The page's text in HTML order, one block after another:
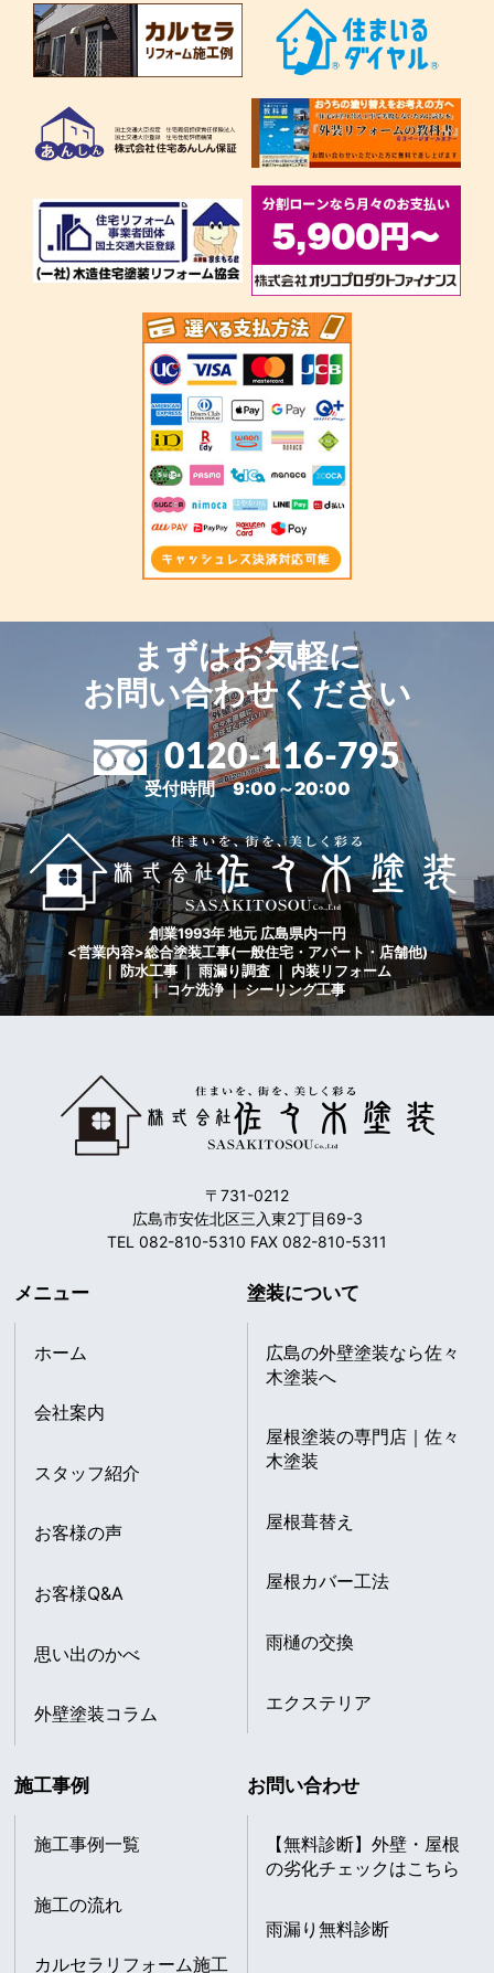
まずはお気軽に
お問い合わせください
0120-116-795
受付時間 9:00～20:00
創業1993年 地元 広島県内一円
<営業内容>総合塗装工事(一般住宅・アパート・店舗他)
｜ 防水工事 ｜ 雨漏り調査 ｜ 内装リフォーム
｜ コケ洗浄 ｜ シーリング工事
〒731-0212
広島市安佐北区三入東2丁目69-3
TEL 082-810-5310 FAX 082-810-5311
メニュー
ホーム
会社案内
スタッフ紹介
お客様の声
お客様Q&A
思い出のかべ
外壁塗装コラム
塗装について
広島の外壁塗装なら佐々
木塗装へ
屋根塗装の専門店｜佐々
木塗装
屋根葺替え
屋根カバー工法
雨樋の交換
エクステリア
施工事例
施工事例一覧
施工の流れ
カルセラリフォーム施工
お問い合わせ
【無料診断】外壁・屋根
の劣化チェックはこちら
雨漏り無料診断